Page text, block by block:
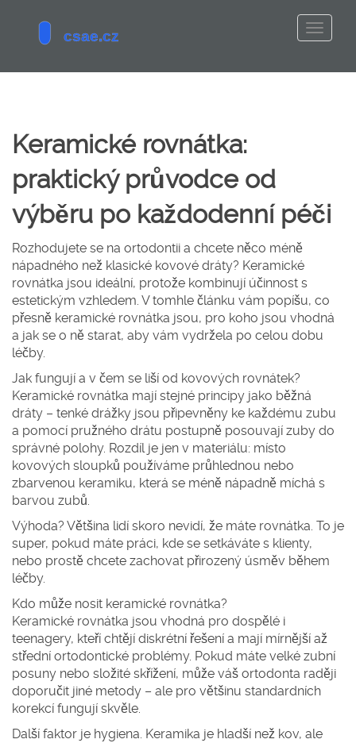
Keramické rovnátka:
praktický průvodce od
výběru po každodenní péči
Rozhodujete se na ortodontii a chcete něco méně
nápadného než klasické kovové dráty? Keramické
rovnátka jsou ideální, protože kombinují účinnost s
estetickým vzhledem. V tomhle článku vám popíšu, co
přesně keramické rovnátka jsou, pro koho jsou vhodná
a jak se o ně starat, aby vám vydržela po celou dobu
léčby.
Jak fungují a v čem se liší od kovových rovnátek?
Keramické rovnátka mají stejné principy jako běžná
dráty – tenké drážky jsou připevněny ke každému zubu
a pomocí pružného drátu postupně posouvají zuby do
správné polohy. Rozdíl je jen v materiálu: místo
kovových sloupků používáme průhlednou nebo
zbarvenou keramiku, která se méně nápadně míchá s
barvou zubů.
Výhoda? Většina lidí skoro nevidí, že máte rovnátka. To je
super, pokud máte práci, kde se setkáváte s klienty,
nebo prostě chcete zachovat přirozený úsměv během
léčby.
Kdo může nosit keramické rovnátka?
Keramické rovnátka jsou vhodná pro dospělé i
teenagery, kteří chtějí diskrétní řešení a mají mírnější až
střední ortodontické problémy. Pokud máte velké zubní
posuny nebo složité skřížení, může váš ortodonta raději
doporučit jiné metody – ale pro většinu standardních
korekcí fungují skvěle.
Další faktor je hygiena. Keramika je hladší než kov, ale